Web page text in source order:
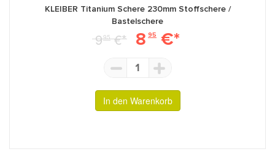
KLEIBER Titanium Schere 230mm Stoffschere /
Bastelschere
995€* 8 95 €*
1
In den Warenkorb